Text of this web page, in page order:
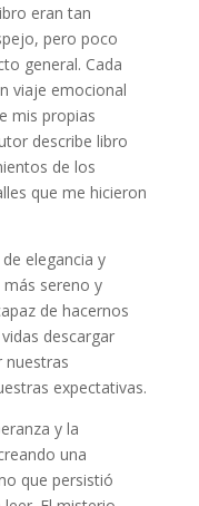
eran tan
pero poco
general. Cada
viaje emocional
mis propias
describe libro
de los
que me hicieron
elegancia y
sereno y
de hacernos
descargar
nuestras
expectativas.
y la
una
que persistió